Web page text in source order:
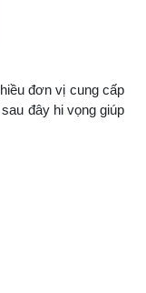
đơn vị cung cấp
đây hi vọng giúp